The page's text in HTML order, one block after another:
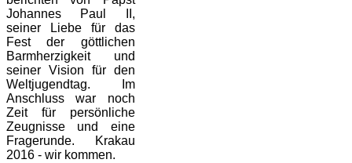
Johannes Paul II,
seiner Liebe für das
Fest der göttlichen
Barmherzigkeit und
seiner Vision für den
Weltjugendtag. Im
Anschluss war noch
Zeit für persönliche
Zeugnisse und eine
Fragerunde. Krakau
2016 - wir kommen.